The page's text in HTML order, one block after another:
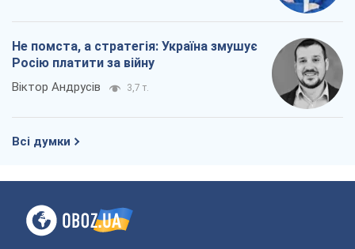
Не помста, а стратегія: Україна змушує
Росію платити за війну
Віктор Андрусів 3,7 т.
Всі думки